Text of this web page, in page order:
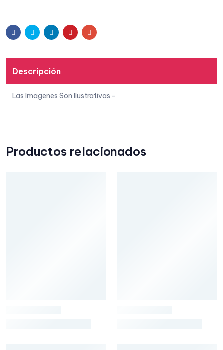
FacebookTwitter LinkedinPinterestEmail
Descripción
Las Imagenes Son Ilustrativas –
Productos relacionados